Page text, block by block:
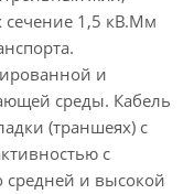
1,5 кВ.Мм
и
среды. Кабель
(траншеях) с
с
и высокой